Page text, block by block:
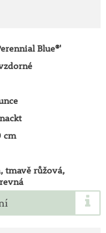
až do hloubky
Blue®'
cm
tmavě růžová,